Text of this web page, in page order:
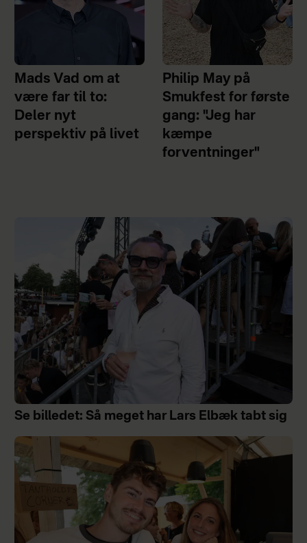
Mads Vad om at
være far til to:
Deler nyt
perspektiv på livet
Philip May på
Smukfest for første
gang: "Jeg har
kæmpe
forventninger"
Se billedet: Så meget har Lars Elbæk tabt sig